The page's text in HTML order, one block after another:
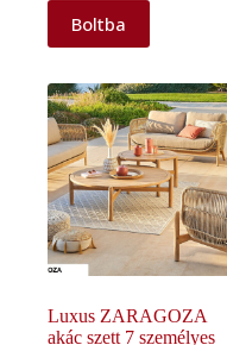
Boltba
Luxus ZARAGOZA
akác szett 7 személyes